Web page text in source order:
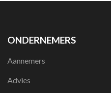
ONDERNEMERS
Aannemers
Advies